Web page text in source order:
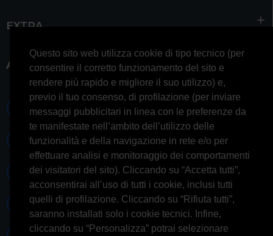
Questo sito web utilizza cookie di tipo tecnico (per
consentire il corretto funzionamento del sito e
rendere più rapido e migliore il suo utilizzo) e,
previo il tuo consenso, di profilazione (per inviare
messaggi pubblicitari in linea con le preferenze da
te manifestate nell’ambito dell’utilizzo delle
funzionalità e della navigazione in rete e/o per
effettuare analisi e monitoraggio dei comportamenti
dei visitatori del sito). Cliccando su “Accetta tutti”,
acconsentirai all’uso di tutti i cookie, inclusi tutti
quelli di profilazione. Cliccando su “Rifiuta tutti”,
saranno installati solo i cookie tecnici. Infine,
cliccando su “Personalizza” potrai selezionare
EXTRA
ACCOUNT
0697245677 0697245678
Whatsapp 3314433674
Informazioni generiche
Informazioni commerciali